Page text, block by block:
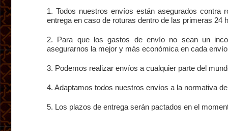
1. Todos nuestros envíos están asegurados contra
entrega en caso de roturas dentro de las primeras 24
2. Para que los gastos de envío no sean un
asegurarnos la mejor y más económica en cada
3. Podemos realizar envíos a cualquier parte del
4. Adaptamos todos nuestros envíos a la normativa
5. Los plazos de entrega serán pactados en el